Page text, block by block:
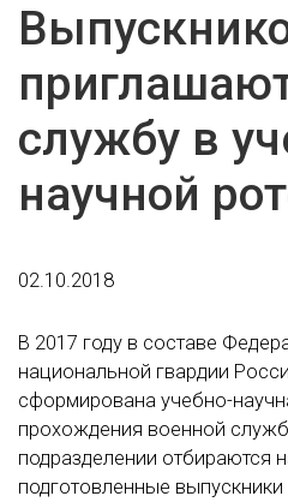
службу в
научной
02.10.2018
В 2017 году в составе
национальной гвардии
сформирована учебно-
прохождения военной
подразделении отбираются
подготовленные